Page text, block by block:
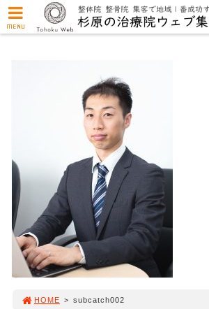
HOME > subcatch002
MENU